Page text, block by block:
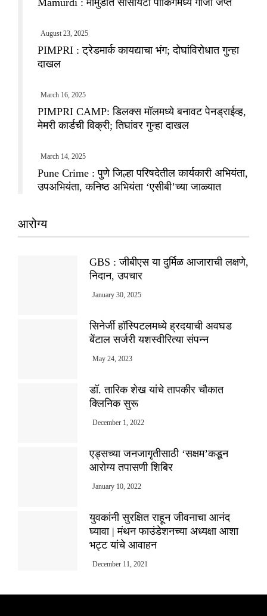
Mamurdi : मामुर्डीत सोसायटी पार्किंगमध्ये गांजा जप्त
August 23, 2025
PIMPRI : ट्रेडमार्क कायद्याचा भंग; दोघांविरोधात गुन्हा
दाखल
March 16, 2025
PIMPRI CAMP: डिलक्स मॉलमध्ये बनावट पेनड्राईव्ह,
मेमरी कार्डची विक्री; तिघांवर गुन्हा दाखल
March 14, 2025
Pune Crime : पुणे जिल्हा परिषदेतील कार्यकारी अभियंता,
उपअभियंता, कनिष्ठ अभियंता ‘एसीबी’च्या जाळ्यात
आरोग्य
GBS : जीबीएस या दुर्मिळ आजाराची लक्षणे,
निदान, उपचार
January 30, 2025
सिनेर्जी हॉस्पिटलमध्ये ह्रदयाची अवघड
बेंटाल सर्जरी यशस्वीरित्या संपन्न
May 24, 2023
डॉ. तारिक शेख यांचे तापकीर चौकात
क्लिनिक सुरू
December 1, 2022
एड्सच्या जनजागृतीसाठी ‘सक्षम’कडून
आरोग्य तपासणी शिबिर
January 10, 2022
युवकांनी सुरक्षित राहून जीवनाचा आनंद
घ्यावा | मंथन फाउंडेशनच्या अध्यक्षा आशा
भट्ट यांचे आवाहन
December 11, 2021